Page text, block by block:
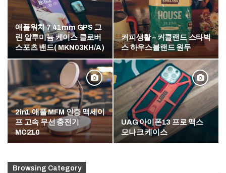
애플워치 7 41mm GPS 그
린 알루미늄 케이스 클로버
스포츠 밴드( MKN03KH/A)
커피생활 – 커클랜드 스타벅
스 하우스블랜드 원두
2in1 애플 MFM 인증 맥세이
프 고속 무선 충전기
MC210
UAG 아이폰13 프로 맥스
모나크 케이스
Browsing Category